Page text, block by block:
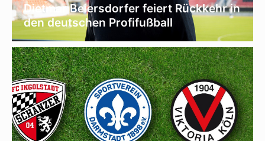
Dietmar Beiersdorfer feiert Rückkehr in
den deutschen Profifußball